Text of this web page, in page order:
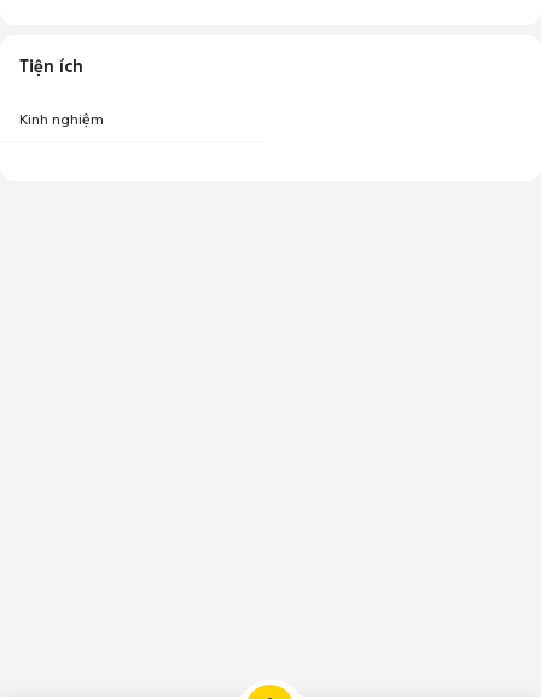
Tiện ích
Kinh nghiệm